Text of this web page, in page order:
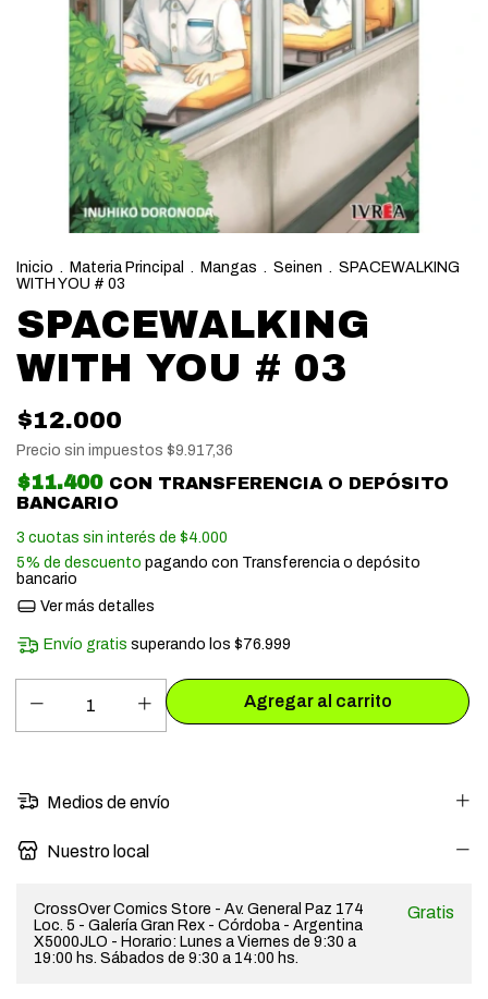
Inicio . Materia Principal . Mangas . Seinen . SPACEWALKING
WITH YOU # 03
SPACEWALKING
WITH YOU # 03
$12.000
Precio sin impuestos $9.917,36
$11.400 CON TRANSFERENCIA O DEPÓSITO
BANCARIO
3 cuotas sin interés de $4.000
5% de descuento pagando con Transferencia o depósito
bancario
Ver más detalles
Envío gratis superando los$76.999
Medios de envío
Nuestro local
CrossOver Comics Store - Av. General Paz 174
Loc. 5 - Galería Gran Rex - Córdoba - Argentina
X5000JLO - Horario: Lunes a Viernes de 9:30 a
19:00 hs. Sábados de 9:30 a 14:00 hs.
Gratis